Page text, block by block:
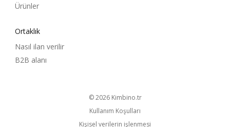
Ürünler
Ortaklık
Nasıl ilan verilir
B2B alanı
© 2026 kimbino.tr
Kullanım Koşulları
Kişisel verilerin işlenmesi